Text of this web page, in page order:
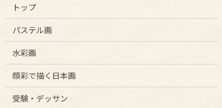
トップ
パステル画
水彩画
顔彩で描く日本画
受験・デッサン